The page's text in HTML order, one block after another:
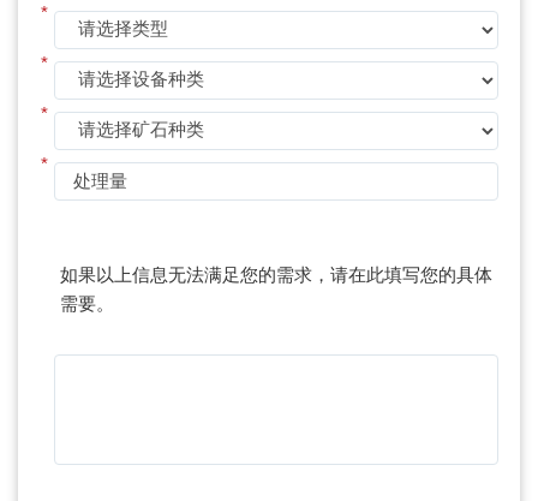
*
*
*
*
如果以上信息无法满足您的需求，请在此填写您的具体
需要。